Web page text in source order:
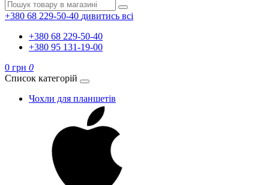
+380 68 229-50-40 дивитись всі
+380 68 229-50-40
+380 95 131-19-00
0 грн 0
Список категорій
Чохли для планшетів